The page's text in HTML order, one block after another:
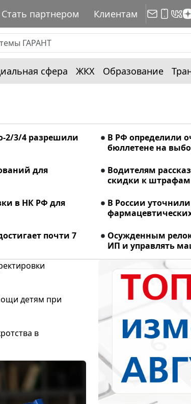
Стать партнером Клиентам
сфера ЖКХ Образование
2/3/4 разрешили
В РФ определили
бюллетене на
для
Водителям
скидки к
в НК РФ для
В России
почти 7
Осужденным
ИП и управлять
детям при
в